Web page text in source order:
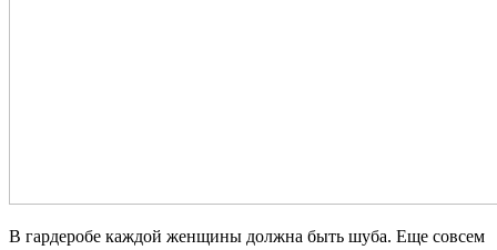
В гардеробе каждой женщины должна быть шуба. Еще совсем